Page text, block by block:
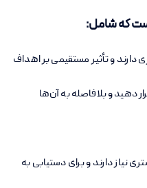
که شامل:
دارند و تأثیر مستقیمی بر اهداف
دهید و بلافاصله به آن‌ها
نیاز دارند و برای دستیابی به